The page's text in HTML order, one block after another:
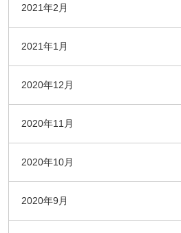
2021年2月
2021年1月
2020年12月
2020年11月
2020年10月
2020年9月